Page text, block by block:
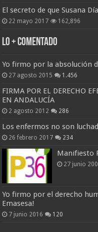
El secreto de que Susana
22 mayo 2017 162,896
Lo + Comentado
Yo firmo por la absolución
27 agosto 2015 1.456
FIRMA POR EL DERECHO
EN ANDALUCÍA
2 agosto 2012 286
Los enfermos no son
26 febrero 2017 234
Manifiesto
27 junio
Yo firmo por el derecho
Emasesa!
7 junio 2016 120